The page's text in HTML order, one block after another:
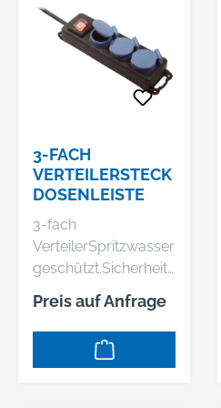
Drückergarnitur
beidseitig in Alu,
Pfosten 60x60 mm
3-FACH
VERTEILERSTECK
DOSENLEISTE
3-fach
VerteilerSpritzwasser
geschützt.Sicherheits
klappdeckel mit
beleuchtetem Ein- /
Aus-Schalter.Zur
Wandbefestigung
Preis auf Anfrage